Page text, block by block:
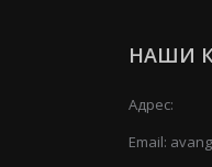
НАШИ
Адрес:
Email: